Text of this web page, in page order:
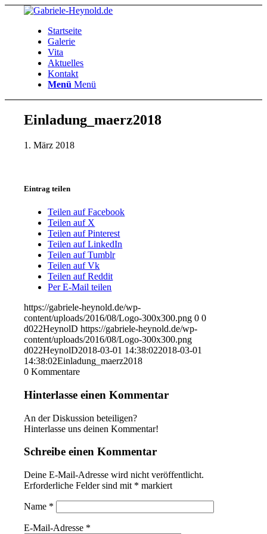
Startseite
Galerie
Vita
Aktuelles
Kontakt
Menü Menü
Einladung_maerz2018
1. März 2018
Eintrag teilen
Teilen auf Facebook
Teilen auf X
Teilen auf Pinterest
Teilen auf LinkedIn
Teilen auf Tumblr
Teilen auf Vk
Teilen auf Reddit
Per E-Mail teilen
https://gabriele-heynold.de/wp-
content/uploads/2016/08/Logo-300x300.png 0 0
d022HeynolD https://gabriele-heynold.de/wp-
content/uploads/2016/08/Logo-300x300.png
d022HeynolD2018-03-01 14:38:022018-03-01
14:38:02Einladung_maerz2018
0 Kommentare
Hinterlasse einen Kommentar
An der Diskussion beteiligen?
Hinterlasse uns deinen Kommentar!
Schreibe einen Kommentar
Deine E-Mail-Adresse wird nicht veröffentlicht.
Erforderliche Felder sind mit * markiert
Name *
E-Mail-Adresse *